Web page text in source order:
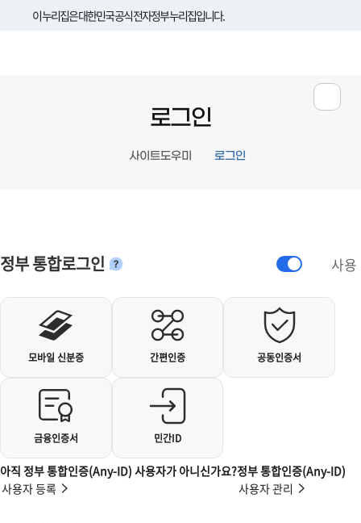
이 누리집은 대한민국 공식 전자정부 누리집입니다.
로그인
사이트도우미 로그인
정부 통합로그인안내 사용
아직 정부 통합인증(Any-ID) 사용자가 아니신가요?
사용자 등록
정부 통합인증(Any-ID)
사용자 관리
개인사용자 로그인
모바일 신분증 간편인증 공동인증서
금융인증서 민간ID